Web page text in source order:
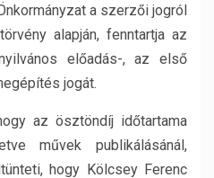
a szerzői jogról
alapján, fenntartja az
előadás-, az első
jogát.
az ösztöndíj időtartama
művek publikálásánál,
hogy Kölcsey Ferenc